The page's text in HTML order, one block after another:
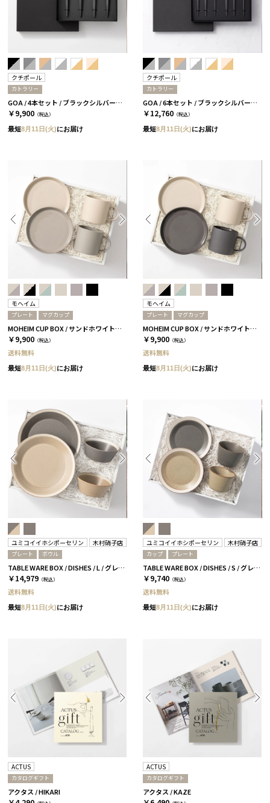
クチポール
カトラリー
GOA / 4本セット / ブラックシルバー［クチポール］
￥9,900 （税込）
最短8月11日(火)にお届け
クチポール
カトラリー
GOA / 6本セット / ブラックシルバー［クチポール］
￥12,760 （税込）
最短8月11日(火)にお届け
モヘイム
プレート マグカップ
MOHEIM CUP BOX / サンドホワイト＆グレー［モヘイム］
￥9,900 （税込）
送料無料
最短8月11日(火)にお届け
モヘイム
プレート マグカップ
MOHEIM CUP BOX / サンドホワイト＆ブラック［モヘイム］
￥9,900 （税込）
送料無料
最短8月11日(火)にお届け
ユミコイイホシポーセリン 木村硝子店
プレート ボウル
TABLE WARE BOX / DISHES / L / グレー＆ベージュ［イイホシユミコ×木村硝子店］
￥14,979 （税込）
送料無料
最短8月11日(火)にお届け
ユミコイイホシポーセリン 木村硝子店
カップ プレート
TABLE WARE BOX / DISHES / S / グレー＆ベージュ［イイホシユミコ×木村硝子店］
￥9,740 （税込）
送料無料
最短8月11日(火)にお届け
ACTUS
カタログギフト
アクタス / HIKARI
ACTUS
カタログギフト
アクタス / KAZE